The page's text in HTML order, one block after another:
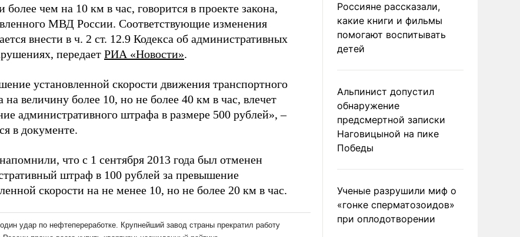
более чем на 10 км в час, говорится в проекте закона,
МВД России. Соответствующие изменения
внести в ч. 2 ст. 12.9 Кодекса об административных
передает РИА «Новости».
установленной скорости движения транспортного
на величину более 10, но не более 40 км в час, влечет
административного штрафа в размере 500 рублей», –
в документе.
что с 1 сентября 2013 года был отменен
штраф в 100 рублей за превышение
скорости на не менее 10, но не более 20 км в час.
Россияне рассказали,
какие книги и фильмы
помогают воспитывать
детей
Альпинист допустил
обнаружение
предсмертной записки
Наговицыной на пике
Победы
Ученые разрушили миф о
«гонке сперматозоидов»
при оплодотворении